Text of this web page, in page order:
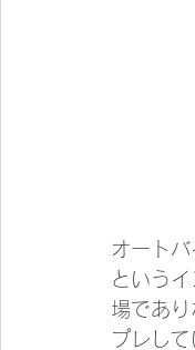
オート
という
場であ
プレし